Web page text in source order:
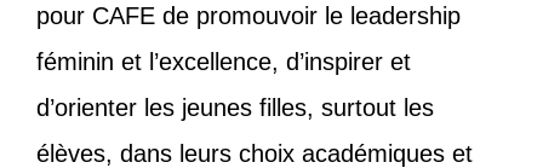
pour CAFE de promouvoir le leadership
féminin et l’excellence, d’inspirer et
d’orienter les jeunes filles, surtout les
élèves, dans leurs choix académiques et